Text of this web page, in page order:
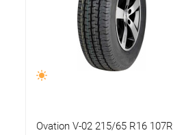
Ovation V-02 215/65 R16 107R